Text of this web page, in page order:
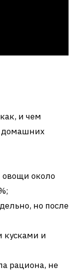
и чем
домашних
около
но после
кусками и
рациона, не